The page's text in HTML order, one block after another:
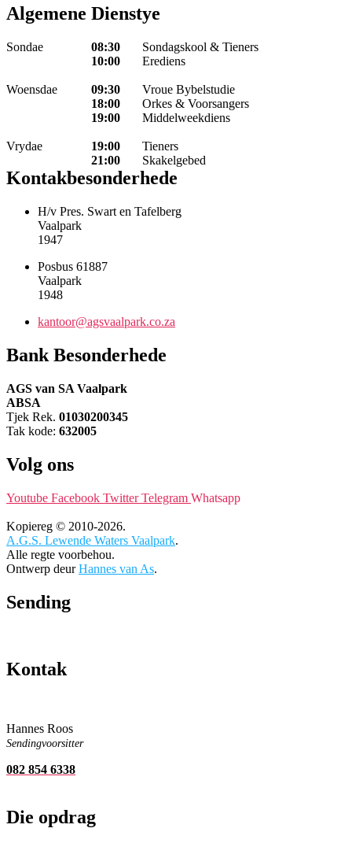
Algemene Dienstye
Sondae
Woensdae
Vrydae
08:30
10:00
09:30
18:00
19:00
19:00
21:00
Sondagskool & Tieners
Erediens
Vroue Bybelstudie
Orkes & Voorsangers
Middelweekdiens
Tieners
Skakelgebed
Kontakbesonderhede
H/v Pres. Swart en Tafelberg
Vaalpark
1947
Posbus 61887
Vaalpark
1948
kantoor@agsvaalpark.co.za
Bank Besonderhede
AGS van SA Vaalpark
ABSA
Tjek Rek. 01030200345
Tak kode: 632005
Volg ons
Youtube Facebook Twitter Telegram Whatsapp
Kopiereg © 2010-2026.
A.G.S. Lewende Waters Vaalpark.
Alle regte voorbehou.
Ontwerp deurHannes van As.
Sending
Kontak
Hannes Roos
Sendingvoorsitter
082 854 6338
Die opdrag